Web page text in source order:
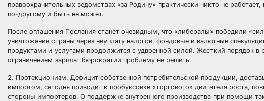
правоохранительных ведомствах «за Родину» практически никто не
по-другому и быть не может.
После оглашения Послания станет очевидным, что «либералы» победили
уничтожение страны через неуплату налогов, фондовые и валютные
продуктами и услугами продолжится с удвоенной силой. Жесткий порядок
ограничением зарплат бюрократии проблему не решить.
2. Протекционизм. Дефицит собственной потребительской продукции,
импортом, сегодня приводит к пробуксовке «торгового» двигателя роста,
стороны импортеров. О поддержке внутреннего производства при помощи